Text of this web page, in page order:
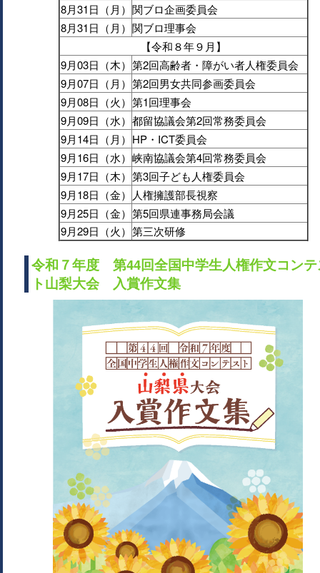
8月31日（月） 関ブロ企画委員会
8月31日（月） 関ブロ理事会
【令和８年９月】
9月03日（木） 第2回高齢者・障がい者人権委員会
9月07日（月） 第2回男女共同参画委員会
9月08日（火） 第1回理事会
9月09日（水） 都留協議会第2回常務委員会
9月14日（月） HP・ICT委員会
9月16日（水） 峡南協議会第4回常務委員会
9月17日（木） 第3回子ども人権委員会
9月18日（金）
人権擁護部長視察
9月25日（金） 第5回県連事務局会議
9月29日（火） 第三次研修
令和７年度 第44回全国中学生人権作文コン
ト山梨大会 入賞作文集